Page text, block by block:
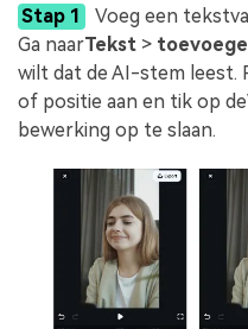
Stap 1
Voeg een
Ga naarTekst >
wilt dat de AI-stem leest.
of positie aan en tik op de
bewerking op te slaan.